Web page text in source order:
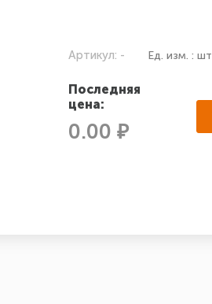
Артикул: - Ед. изм. : шт
Последняя
цена:
0.00 ₽